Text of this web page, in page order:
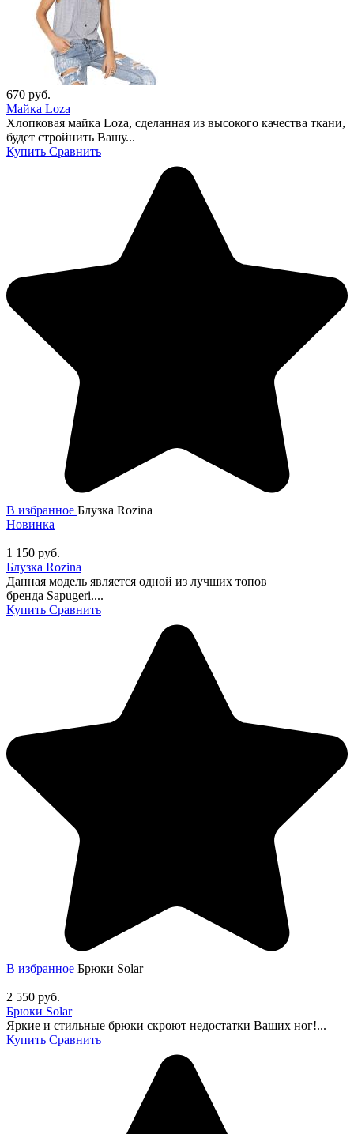
670 руб.
Майка Loza
Хлопковая майка Loza, сделанная из высокого качества ткани,
будет стройнить Вашу...
Купить Сравнить
В избранное Блузка Rozina
Новинка
1 150 руб.
Блузка Rozina
Данная модель является одной из лучших топов
бренда Sapugeri....
Купить Сравнить
В избранное Брюки Solar
2 550 руб.
Брюки Solar
Яркие и стильные брюки скроют недостатки Ваших ног!...
Купить Сравнить